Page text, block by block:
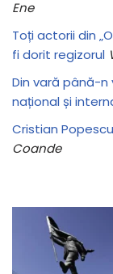
Ene
Toți actorii din
fi dorit regizorul
Din vară până-
național și
Cristian
Coande